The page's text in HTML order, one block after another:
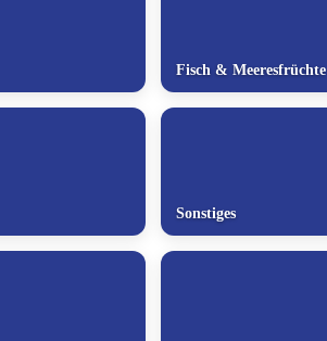
Fisch & Meeresfrüchte
Sonstiges